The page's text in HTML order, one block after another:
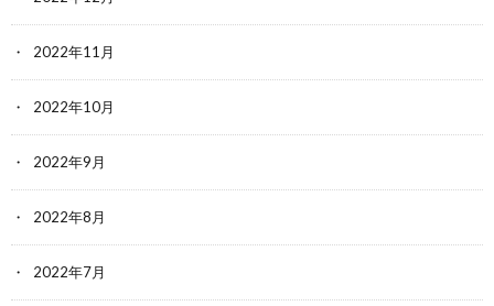
2022年11月
2022年10月
2022年9月
2022年8月
2022年7月